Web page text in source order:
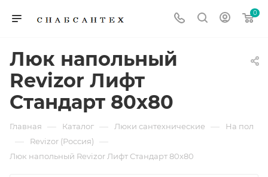
0
Люк напольный
Revizor Лифт
Стандарт 80x80
Главная — Каталог — Люки сантехнические — На пол
— Revizor (Россия) —
Люк напольный Revizor Лифт Стандарт 80x80